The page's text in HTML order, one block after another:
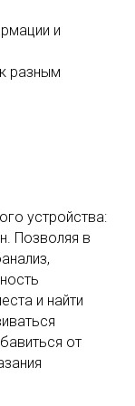
и
разным
устройства:
Позволяя в
и найти
от